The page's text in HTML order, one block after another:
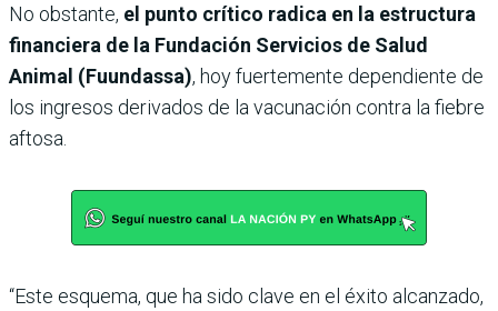
No obstante, el punto crítico radica en la estructura
financiera de la Fundación Servicios de Salud
Animal (Fuundassa), hoy fuertemente dependiente de
los ingresos derivados de la vacunación contra la fiebre
aftosa.
“Este esquema, que ha sido clave en el éxito alcanzado,